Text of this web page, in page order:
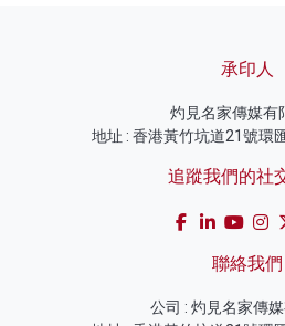
承印人
灼見名家傳媒有
地址 : 香港黃竹坑道21號環
追蹤我們的社
聯絡我們
公司 : 灼見名家傳